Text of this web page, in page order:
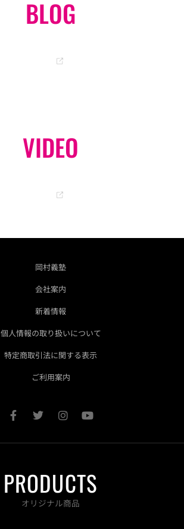
BLOG
VIDEO
岡村義塾
会社案内
新着情報
個人情報の取り扱いについて
特定商取引法に関する表示
ご利用案内
F
a
e
o
k
-
T
w
t
r
I
n
t
r
a
m
Y
o
t
e
PRODUCTS
オリジナル商品